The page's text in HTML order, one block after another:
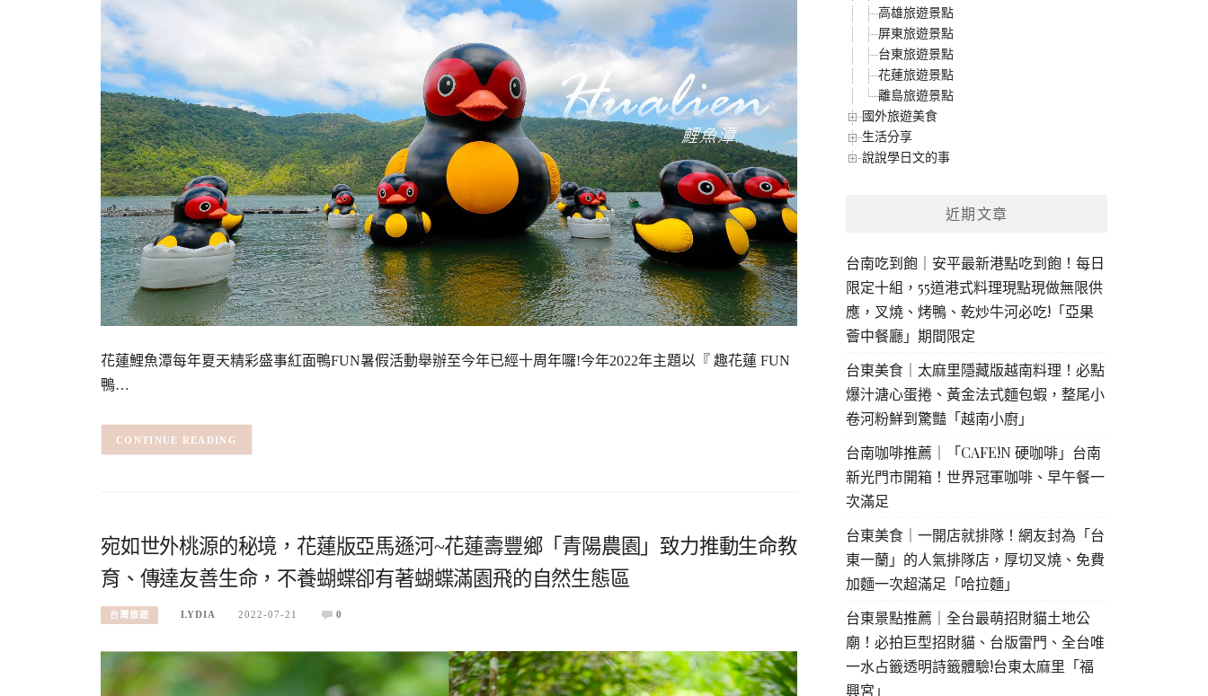
花蓮鯉魚潭每年夏天精彩盛事紅面鴨FUN暑假活動舉辦至今年已經十周年囉!今年2022年主題以『 趣花蓮 FUN
鴨…
CONTINUE READING
宛如世外桃源的秘境，花蓮版亞馬遜河~花蓮壽豐鄉「青陽農園」致力推動生命教
育、傳達友善生命，不養蝴蝶卻有著蝴蝶滿園飛的自然生態區
台灣旅遊 LYDIA 2022-07-21 0
高雄旅遊景點
屏東旅遊景點
台東旅遊景點
花蓮旅遊景點
離島旅遊景點
國外旅遊美食
生活分享
說說學日文的事
近期文章
台南吃到飽｜安平最新港點吃到飽！每日
限定十組，55道港式料理現點現做無限供
應，叉燒、烤鴨、乾炒牛河必吃!「亞果
薈中餐廳」期間限定
台東美食｜太麻里隱藏版越南料理！必點
爆汁溏心蛋捲、黃金法式麵包蝦，整尾小
卷河粉鮮到驚豔「越南小廚」
台南咖啡推薦｜「CAFE!N 硬咖啡」台南
新光門市開箱！世界冠軍咖啡、早午餐一
次滿足
台東美食｜一開店就排隊！網友封為「台
東一蘭」的人氣排隊店，厚切叉燒、免費
加麵一次超滿足「哈拉麵」
台東景點推薦｜全台最萌招財貓土地公
廟！必拍巨型招財貓、台版雷門、全台唯
一水占籤透明詩籤體驗!台東太麻里「福
興宮」